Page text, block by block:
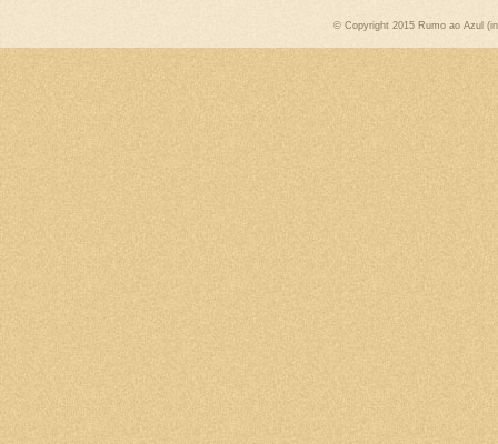
© Copyright 2015 Rumo ao Azul